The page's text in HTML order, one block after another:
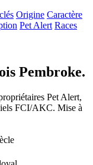
Origine Caractère
Pet Alert Races
Pembroke.
Pet Alert,
FCI/AKC. Mise à